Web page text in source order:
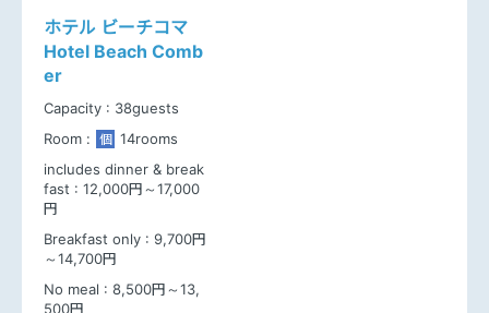
ホテル ビーチコマ
Hotel Beach Comb
er
Capacity : 38guests
Room : 個 14rooms
includes dinner & break
fast : 12,000円～17,000
円
Breakfast only : 9,700円
～14,700円
No meal : 8,500円～13,
500円